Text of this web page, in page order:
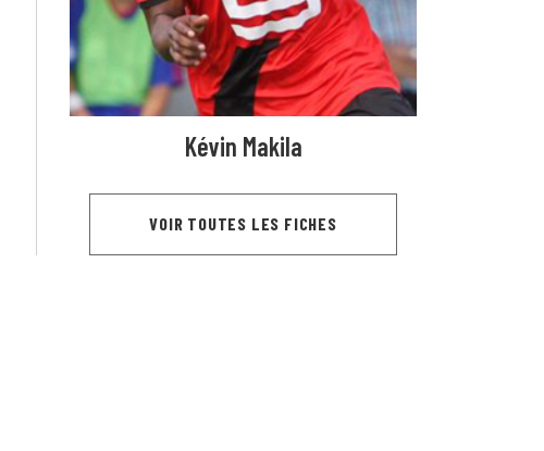
Kévin Makila
VOIR TOUTES LES FICHES